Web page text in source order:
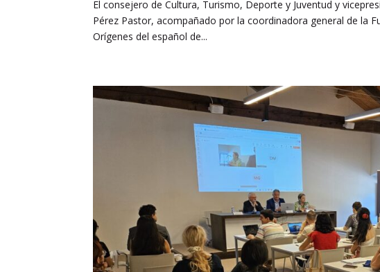
El consejero de Cultura, Turismo, Deporte y Juventud y
Pérez Pastor, acompañado por la coordinadora general de la
Orígenes del español de...